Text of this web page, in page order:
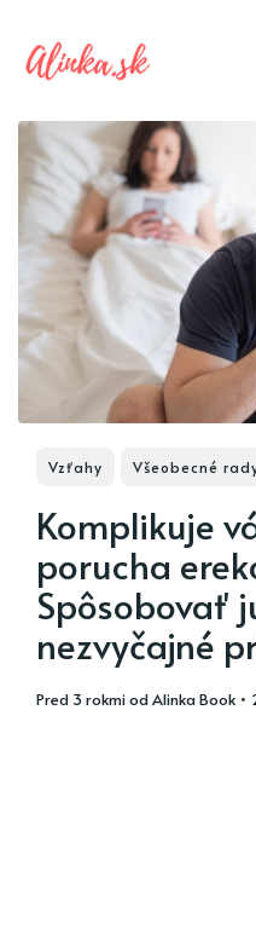
Vzťahy Všeobecné
Komplikuje
porucha
Spôsobovať
nezvyčajné
pred 3 rokmiodAlinka Book •